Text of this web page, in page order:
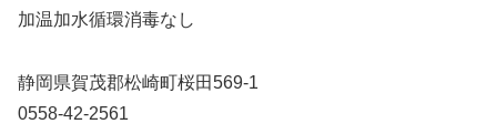
加温加水循環消毒なし
静岡県賀茂郡松崎町桜田569-1
0558-42-2561